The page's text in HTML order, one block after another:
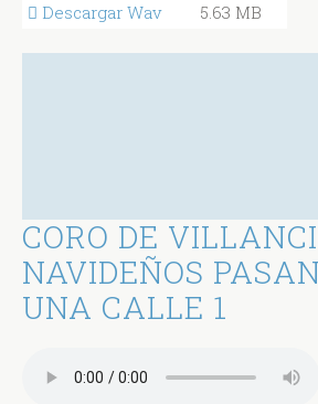
Descargar Wav 5.63 MB
CORO DE
NAVIDEÑOS
UNA CALLE 1